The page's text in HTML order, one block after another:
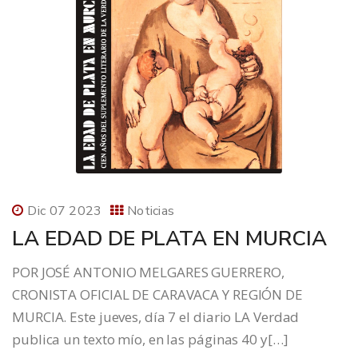
Dic 07 2023 Noticias
LA EDAD DE PLATA EN MURCIA
POR JOSÉ ANTONIO MELGARES GUERRERO,
CRONISTA OFICIAL DE CARAVACA Y REGIÓN DE
MURCIA. Este jueves, día 7 el diario LA Verdad
publica un texto mío, en las páginas 40 y[…]